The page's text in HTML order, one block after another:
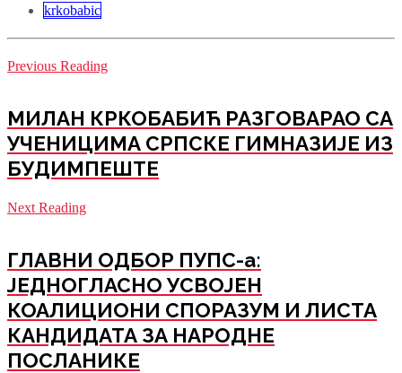
krkobabic
Previous Reading
МИЛАН КРКОБАБИЋ РАЗГОВАРАО СА
УЧЕНИЦИМА СРПСКЕ ГИМНАЗИЈЕ ИЗ
БУДИМПЕШТЕ
Next Reading
ГЛАВНИ ОДБОР ПУПС-а:
ЈЕДНОГЛАСНО УСВОЈЕН
КОАЛИЦИОНИ СПОРАЗУМ И ЛИСТА
КАНДИДАТА ЗА НАРОДНЕ
ПОСЛАНИКЕ